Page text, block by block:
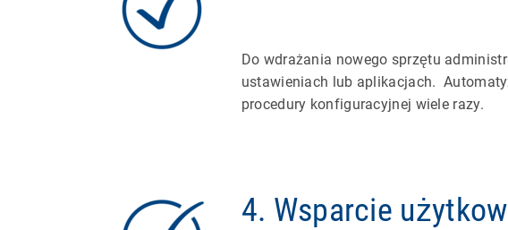
Do wdrażania nowego sprzętu
ustawieniach lub aplikacjach.
procedury konfiguracyjnej wiele razy.
4. Wsparcie